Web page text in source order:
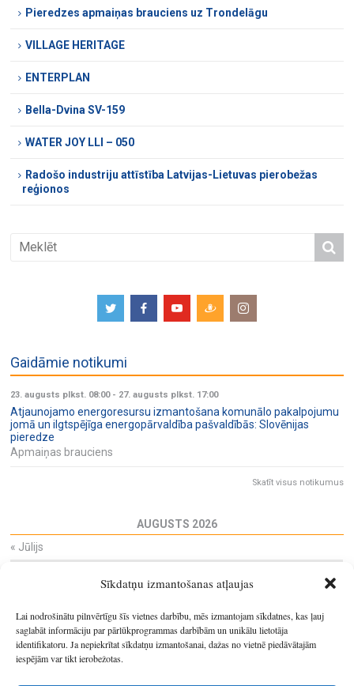
Sīkdatņu izmantošanas atļaujas
Lai nodrošinātu pilnvērtīgu šīs vietnes darbību, mēs izmantojam sīkdatnes, kas ļauj
saglabāt informāciju par pārlūkprogrammas darbībām un unikālu lietotāja
identifikatoru. Ja nepiekrītat sīkdatņu izmantošanai, dažas no vietnē piedāvātajām
iespējām var tikt ierobežotas.
Pieredzes apmaiņas brauciens uz Trondelāgu
VILLAGE HERITAGE
ENTERPLAN
Bella-Dvina SV-159
WATER JOY LLI – 050
Radošo industriju attīstība Latvijas-Lietuvas pierobežas
reģionos
Gaidāmie notikumi
23. augusts plkst. 08:00- 27. augusts plkst. 17:00
Atjaunojamo energoresursu izmantošana komunālo pakalpojumu
jomā un ilgtspējīga energopārvaldība pašvaldībās: Slovēnijas
pieredze
Apmaiņas brauciens
Skatīt visus notikumus
AUGUSTS 2026
« Jūlijs
29 30 31 1
12 14 15
17
18 19 20 21 22
23
24
25 26